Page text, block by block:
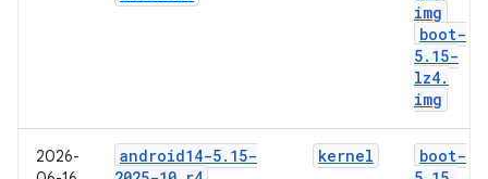
img
boot-
5. 15-
lz4.
img
2026-
android14-5. 15-
kernel
boot-